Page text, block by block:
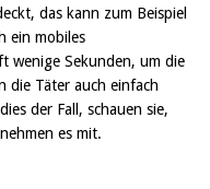
das kann zum Beispiel
ein mobiles
wenige Sekunden, um die
die Täter auch einfach
der Fall, schauen sie,
es mit.